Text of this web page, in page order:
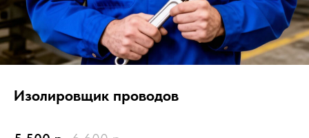
Изолировщик проводов